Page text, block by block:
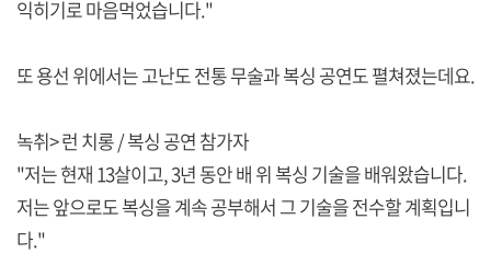
익히기로 마음먹었습니다."
또 용선 위에서는 고난도 전통 무술과 복싱 공연도 펼쳐졌는데요.
녹취> 런 치롱 / 복싱 공연 참가자
"저는 현재 13살이고, 3년 동안 배 위 복싱 기술을 배워왔습니다.
저는 앞으로도 복싱을 계속 공부해서 그 기술을 전수할 계획입니
다."